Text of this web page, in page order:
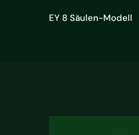
EY 8 Säulen-Modell